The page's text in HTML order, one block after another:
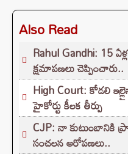
Also Read
Rahul Gandhi: 15
క్షమాపణలు చెప్పించారు..
High Court: కోడలి
హైకోర్టు కీలక తీర్పు
CJP: నా కుటుంబానికి
సంచలన ఆరోపణలు..